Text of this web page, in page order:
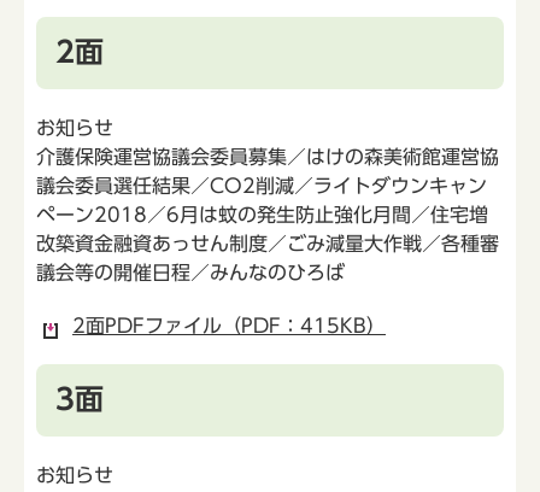
2面
お知らせ
介護保険運営協議会委員募集／はけの森美術館運営協
議会委員選任結果／CO2削減／ライトダウンキャン
ペーン2018／6月は蚊の発生防止強化月間／住宅増
改築資金融資あっせん制度／ごみ減量大作戦／各種審
議会等の開催日程／みんなのひろば
2面PDFファイル（PDF：415KB）
3面
お知らせ